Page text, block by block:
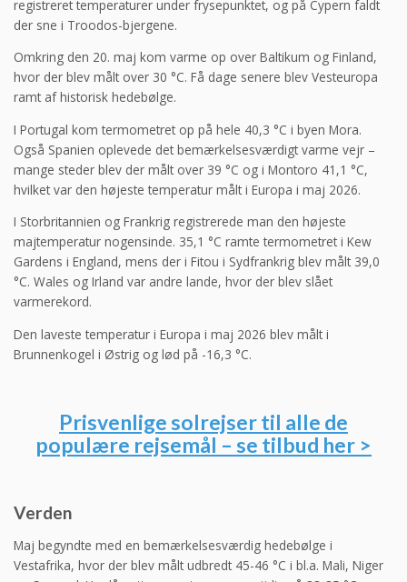
registreret temperaturer under frysepunktet, og på Cypern faldt
der sne i Troodos-bjergene.
Omkring den 20. maj kom varme op over Baltikum og Finland,
hvor der blev målt over 30 °C. Få dage senere blev Vesteuropa
ramt af historisk hedebølge.
I Portugal kom termometret op på hele 40,3 °C i byen Mora.
Også Spanien oplevede det bemærkelsesværdigt varme vejr –
mange steder blev der målt over 39 °C og i Montoro 41,1 °C,
hvilket var den højeste temperatur målt i Europa i maj 2026.
I Storbritannien og Frankrig registrerede man den højeste
majtemperatur nogensinde. 35,1 °C ramte termometret i Kew
Gardens i England, mens der i Fitou i Sydfrankrig blev målt 39,0
°C. Wales og Irland var andre lande, hvor der blev slået
varmerekord.
Den laveste temperatur i Europa i maj 2026 blev målt i
Brunnenkogel i Østrig og lød på -16,3 °C.
Prisvenlige solrejser til alle de
populære rejsemål – se tilbud her >
Verden
Maj begyndte med en bemærkelsesværdig hedebølge i
Vestafrika, hvor der blev målt udbredt 45-46 °C i bl.a. Mali, Niger